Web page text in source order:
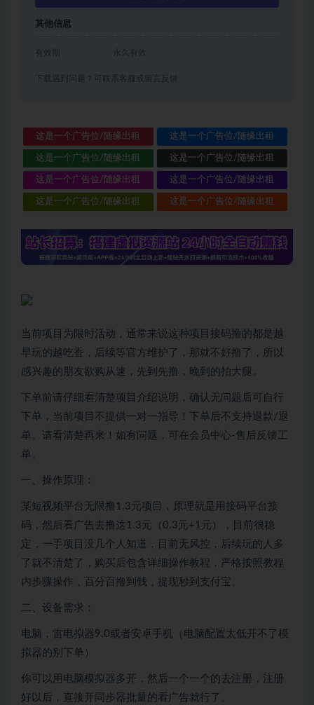
其他信息
有效期 永久有效
下载遇到问题？可联系客服或留言反馈
这是一个广告位/随缘出租 这是一个广告位/随缘出租
这是一个广告位/随缘出租 这是一个广告位/随缘出租
这是一个广告位/随缘出租 这是一个广告位/随缘出租
这是一个广告位/随缘出租 这是一个广告位/随缘出租
当前项目为限时活动，通常来说这种项目接码撸的都是越
早玩的越吃香，后续等官方维护了，那就不好撸了，所以
感兴趣的朋友欲购从速，先到先撸，晚到的拍大腿。
下单前请仔细看清楚项目介绍说明，确认无问题后可自行
下单，当前项目不提供一对一指导！下单后不支持退款/退
单。请看清楚再来！如有问题，可在会员中心-售后反馈工
单。
一、操作原理：
某短视频平台无限撸1.3元项目，原理就是用接码平台接
码，然后看广告去撸这1.3元（0.3元+1元），目前很稳
定，一手项目没几个人知道，目前无风控，后续玩的人多
了就不清楚了，购买后包含详细操作教程，严格按照教程
内步骤操作，百分百撸到钱，提现秒到支付宝。
二、设备需求：
电脑，雷电拟器9.0或者安卓手机（电脑配置太低开不了模
拟器的别下单）
你可以用电脑模拟器多开，然后一个一个的去注册，注册
好以后，直接开同步器批量的看广告就行了。